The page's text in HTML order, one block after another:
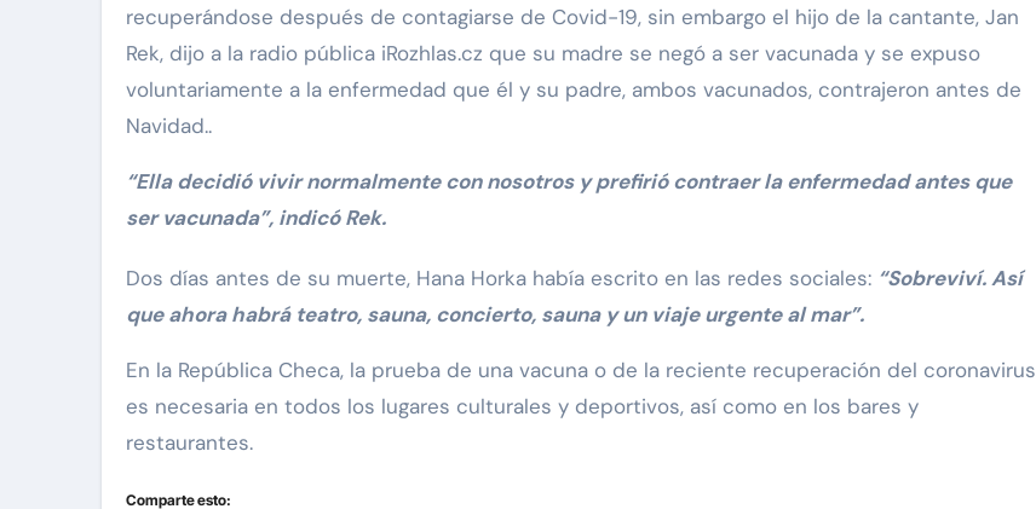
recuperándose después de contagiarse de Covid-19, sin embargo el hijo de la cantante, Jan
Rek, dijo a la radio pública iRozhlas.cz que su madre se negó a ser vacunada y se expuso
voluntariamente a la enfermedad que él y su padre, ambos vacunados, contrajeron antes de
Navidad..
“Ella decidió vivir normalmente con nosotros y prefirió contraer la enfermedad antes que
ser vacunada”, indicó Rek.
Dos días antes de su muerte, Hana Horka había escrito en las redes sociales: “Sobreviví. Así
que ahora habrá teatro, sauna, concierto, sauna y un viaje urgente al mar”.
En la República Checa, la prueba de una vacuna o de la reciente recuperación del coronavirus
es necesaria en todos los lugares culturales y deportivos, así como en los bares y
restaurantes.
Comparte esto: